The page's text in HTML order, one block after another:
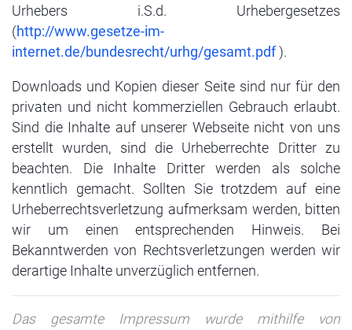
Urhebers i.S.d. Urhebergesetzes
(http://www.gesetze-im-
internet.de/bundesrecht/urhg/gesamt.pdf ).
Downloads und Kopien dieser Seite sind nur für den
privaten und nicht kommerziellen Gebrauch erlaubt.
Sind die Inhalte auf unserer Webseite nicht von uns
erstellt wurden, sind die Urheberrechte Dritter zu
beachten. Die Inhalte Dritter werden als solche
kenntlich gemacht. Sollten Sie trotzdem auf eine
Urheberrechtsverletzung aufmerksam werden, bitten
wir um einen entsprechenden Hinweis. Bei
Bekanntwerden von Rechtsverletzungen werden wir
derartige Inhalte unverzüglich entfernen.
Das gesamte Impressum wurde mithilfe von